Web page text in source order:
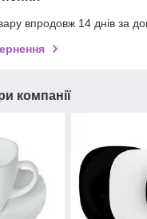
впродовж 14 днів за
компанії